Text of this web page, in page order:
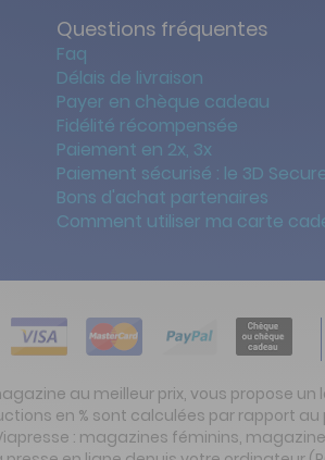
Questions fréquentes
Faq
Délais de livraison
Payer en chèque cadeau
Fidélité récompensée
Paiement en 2x, 3x
Paiement sécurisé : le 3D
Bons d'achat partenaires
Comment utiliser ma carte
au meilleur prix, vous propose
en % sont calculées par rapport
: magazines féminins,